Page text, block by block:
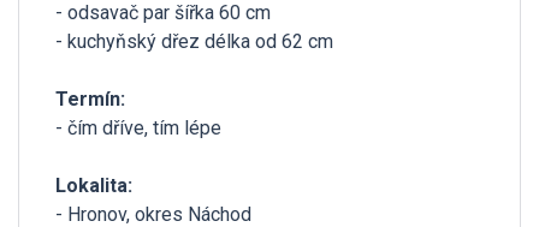
- odsavač par šířka 60 cm
- kuchyňský dřez délka od 62 cm
Termín:
- čím dříve, tím lépe
Lokalita:
- Hronov, okres Náchod